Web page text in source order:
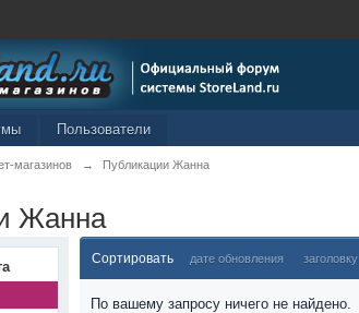
Пользователи
магазинов → Публикации Жанна
Жанна
Сортировать дате обновления заголовку
По вашему запросу ничего не найдено.